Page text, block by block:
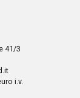
41/3
i.v.